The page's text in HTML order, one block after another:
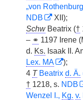
„von
NDB
XII);
SchwBeatrix (†
– ⚭ 1197 Irene
d. Ks. Isaak II.
Lex. MA
);
4 T Beatrix d. Ä.
† 1218, s. NDB
Wenzel I., Kg. v.